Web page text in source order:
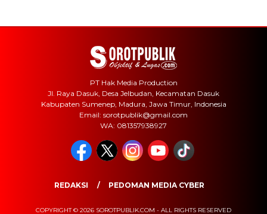
PT Hak Media Production
Jl. Raya Dasuk, Desa Jelbudan, Kecamatan Dasuk
Kabupaten Sumenep, Madura, Jawa Timur, Indonesia
Email: sorotpublik@gmail.com
WA: 081357938927
REDAKSI PEDOMAN MEDIA CYBER
COPYRIGHT © 2026 SOROTPUBLIK.COM - ALL RIGHTS RESERVED